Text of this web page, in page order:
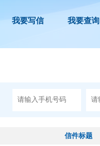
我要写信 我要查询
信件标题